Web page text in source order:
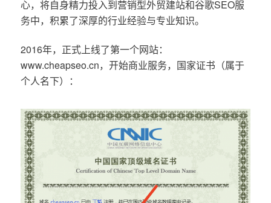
心，将自身精力投入到营销型外贸建站和谷歌SEO服
务中，积累了深厚的行业经验与专业知识。
2016年，正式上线了第一个网站：
www.cheapseo.cn，开始商业服务，国家证书（属于
个人名下）：